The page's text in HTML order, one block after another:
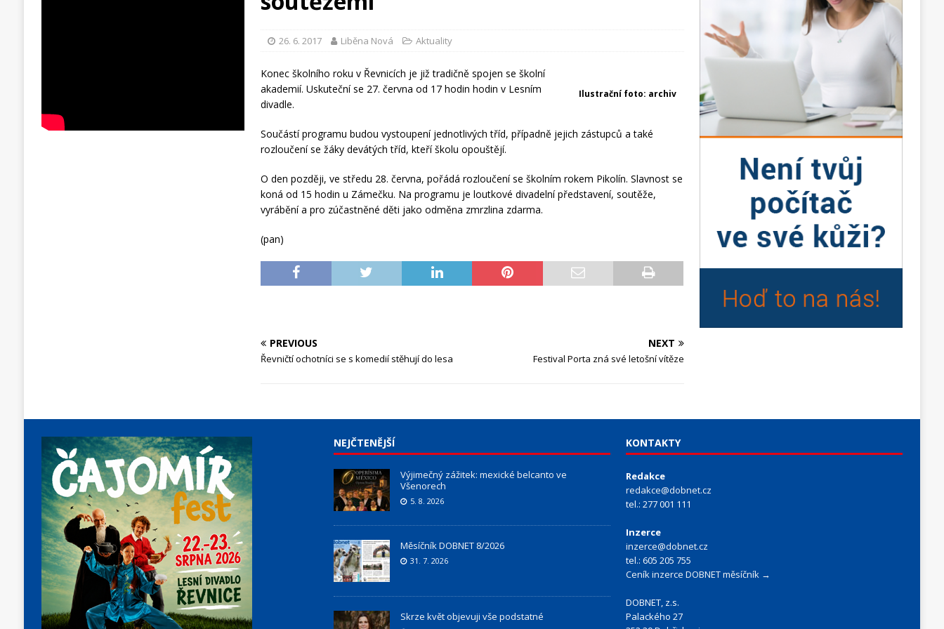
26. 6. 2017 Liběna Nová Aktuality
Ilustrační foto: archiv
Konec školního roku v Řevnicích je již tradičně spojen se školní
akademií. Uskuteční se 27. června od 17 hodin hodin v Lesním
divadle.
Součástí programu budou vystoupení jednotlivých tříd, případně jejich zástupců a také
rozloučení se žáky devátých tříd, kteří školu opouštějí.
O den později, ve středu 28. června, pořádá rozloučení se školním rokem Pikolín. Slavnost se
koná od 15 hodin u Zámečku. Na programu je loutkové divadelní představení, soutěže,
vyrábění a pro zúčastněné děti jako odměna zmrzlina zdarma.
(pan)
PREVIOUS
Řevničtí ochotníci se s komedií stěhují do lesa
NEXT
Festival Porta zná své letošní vítěze
NEJČTENĚJŠÍ
Výjimečný zážitek: mexické belcanto ve
Všenorech
5. 8. 2026
Měsíčník DOBNET 8/2026
31. 7. 2026
Skrze květ objevuji vše podstatné
KONTAKTY
Redakce
redakce@dobnet.cz
tel.: 277 001 111
Inzerce
inzerce@dobnet.cz
tel.: 605 205 755
Ceník inzerce DOBNET měsíčník →
DOBNET, z.s.
Palackého 27